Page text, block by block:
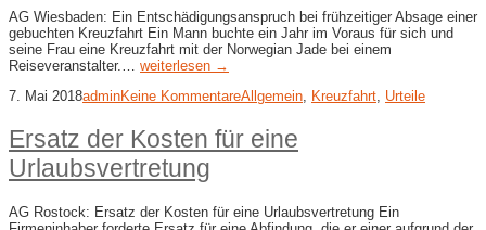
AG Wiesbaden: Ein Entschädigungsanspruch bei frühzeitiger Absage einer
gebuchten Kreuzfahrt Ein Mann buchte ein Jahr im Voraus für sich und
seine Frau eine Kreuzfahrt mit der Norwegian Jade bei einem
Reiseveranstalter.… weiterlesen →
7. Mai 2018adminKeine KommentareAllgemein, Kreuzfahrt, Urteile
Ersatz der Kosten für eine
Urlaubsvertretung
AG Rostock: Ersatz der Kosten für eine Urlaubsvertretung Ein